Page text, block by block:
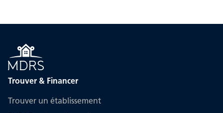
Trouver & Financer
Trouver un établissement